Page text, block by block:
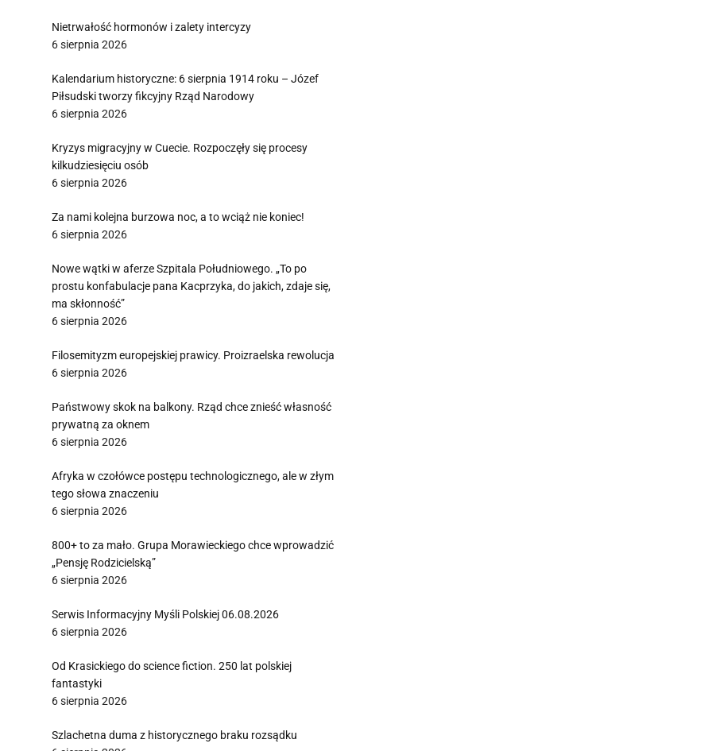
Nietrwałość hormonów i zalety intercyzy
6 sierpnia 2026
Kalendarium historyczne: 6 sierpnia 1914 roku – Józef
Piłsudski tworzy fikcyjny Rząd Narodowy
6 sierpnia 2026
Kryzys migracyjny w Cuecie. Rozpoczęły się procesy
kilkudziesięciu osób
6 sierpnia 2026
Za nami kolejna burzowa noc, a to wciąż nie koniec!
6 sierpnia 2026
Nowe wątki w aferze Szpitala Południowego. „To po
prostu konfabulacje pana Kacprzyka, do jakich, zdaje się,
ma skłonność”
6 sierpnia 2026
Filosemityzm europejskiej prawicy. Proizraelska rewolucja
6 sierpnia 2026
Państwowy skok na balkony. Rząd chce znieść własność
prywatną za oknem
6 sierpnia 2026
Afryka w czołówce postępu technologicznego, ale w złym
tego słowa znaczeniu
6 sierpnia 2026
800+ to za mało. Grupa Morawieckiego chce wprowadzić
„Pensję Rodzicielską”
6 sierpnia 2026
Serwis Informacyjny Myśli Polskiej 06.08.2026
6 sierpnia 2026
Od Krasickiego do science fiction. 250 lat polskiej
fantastyki
6 sierpnia 2026
Szlachetna duma z historycznego braku rozsądku